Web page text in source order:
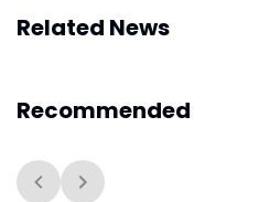
Related News
Recommended